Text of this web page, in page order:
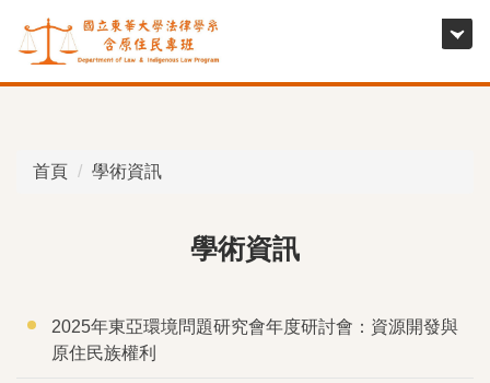
到
首頁 學術資訊
學術資訊
2025年東亞環境問題研究會年度研討會：資源開發與
原住民族權利